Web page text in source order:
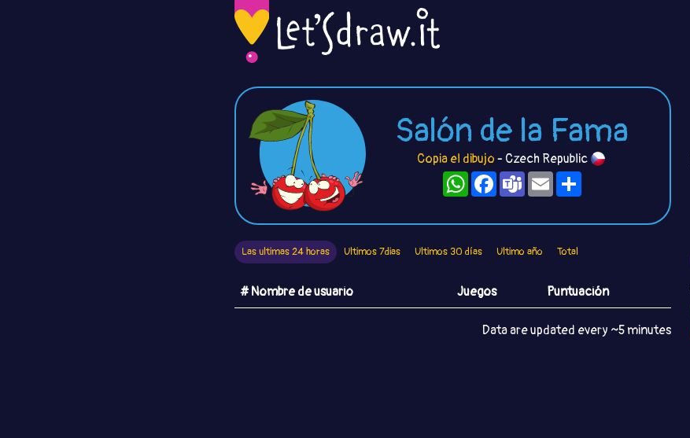
Salón de la Fama
Copia el dibujo - Czech Republic
WhatsAppFacebook
TeamsEmailCompartir
Las ultimas 24 horas Ultimos 7dias Ultimos 30 días Ultimo año Total
# Nombre de usuario Juegos Puntuación
Data are updated every ~5 minutes